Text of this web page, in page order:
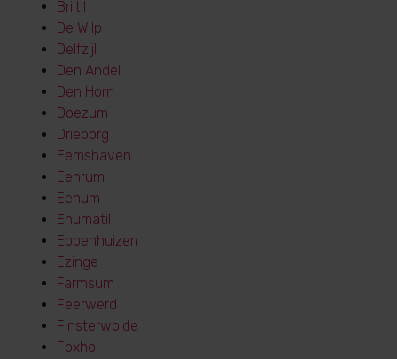
Briltil
De Wilp
Delfzijl
Den Andel
Den Horn
Doezum
Drieborg
Eemshaven
Eenrum
Eenum
Enumatil
Eppenhuizen
Ezinge
Farmsum
Feerwerd
Finsterwolde
Foxhol